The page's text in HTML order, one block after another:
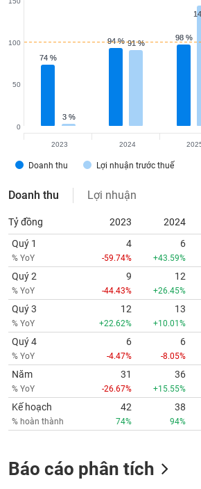
74 %
74 %
94 %
94 % 98 %
98 %
3 %
3 %
91 %
91 %
Doanh thu Lợi nhuận trước thuế
0
50
100
2023 2024
Doanh thu Lợi nhuận
Tỷ đồng 2023 2024
Quý 1
% YoY
4
-59.74%
6
+43.59%
Quý 2
% YoY
9
-44.43%
12
+26.45%
Quý 3
% YoY
12
+22.62%
13
+10.01%
Quý 4
% YoY
6
-4.47%
6
-8.05%
Năm
% YoY
31
-26.67%
36
+15.55%
Kế hoạch
% hoàn thành
42
74%
38
94%
Báo cáo phân tích
tài